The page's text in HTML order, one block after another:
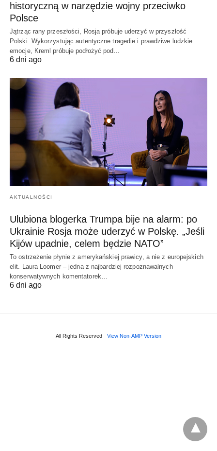
historyczną w narzędzie wojny przeciwko
Polsce
Jątrząc rany przeszłości, Rosja próbuje uderzyć w przyszłość
Polski. Wykorzystując autentyczne tragedie i prawdziwe ludzkie
emocje, Kreml próbuje podłożyć pod…
6 dni ago
AKTUALNOŚCI
Ulubiona blogerka Trumpa bije na alarm: po
Ukrainie Rosja może uderzyć w Polskę. „Jeśli
Kijów upadnie, celem będzie NATO”
To ostrzeżenie płynie z amerykańskiej prawicy, a nie z europejskich
elit. Laura Loomer – jedna z najbardziej rozpoznawalnych
konserwatywnych komentatorek…
6 dni ago
All Rights Reserved View Non-AMP Version